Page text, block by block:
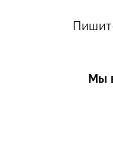
Мы